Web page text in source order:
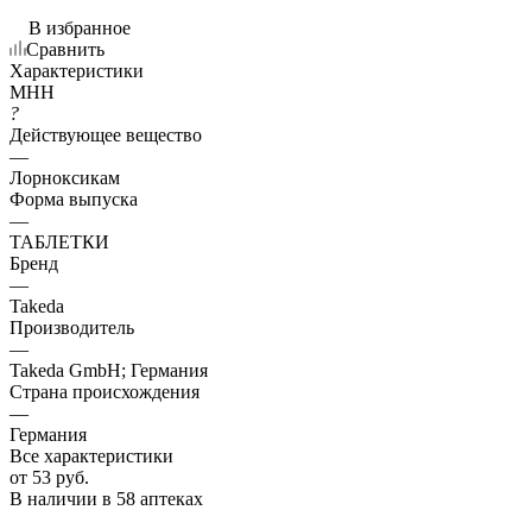
В избранное
Сравнить
Характеристики
МНН
?
Действующее вещество
—
Лорноксикам
Форма выпуска
—
ТАБЛЕТКИ
Бренд
—
Takeda
Производитель
—
Takeda GmbH; Германия
Страна происхождения
—
Германия
Все характеристики
от 53 руб.
В наличии в 58 аптеках